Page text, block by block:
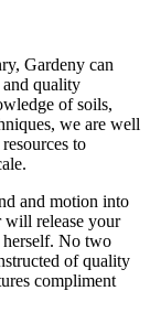
Gardeny can
quality
of soils,
we are well
to
and motion into
will release your
herself. No two
of quality
compliment